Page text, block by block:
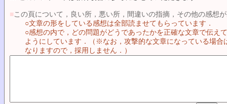
■この頁について，良い所，悪い所，間違いの指摘，その他の感想
○文章の形をしている感想は全部読ませてもらっています．
○感想の内で，どの問題がどうであったかを正確な文章で伝え
ようにしています．（※なお，攻撃的な文章になっている場
なりますので，採用しません．）